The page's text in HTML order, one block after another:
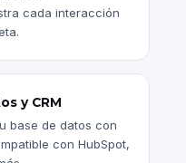
cada interacción
y CRM
base de datos con
con HubSpot,